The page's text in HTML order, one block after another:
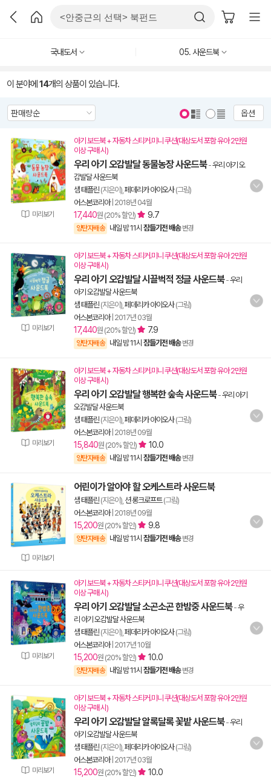
국내도서 05. 사운드북
이 분야에 14개의 상품이 있습니다.
옵션
미리보기
아기 보드북 + 자동차 스티커.미니 쿠션(대상도서 포함 유아 2만원
이상 구매 시)
우리 아기 오감발달 동물농장 사운드북-우리 아기 오
감발달 사운드북
샘 태플린 (지은이), 페데리카 아이오사(그림)
어스본코리아| 2018년 04월
17,440원 (20% 할인) 9.7
양탄자배송 내일 밤 11시 잠들기전 배송 변경
미리보기
아기 보드북 + 자동차 스티커.미니 쿠션(대상도서 포함 유아 2만원
이상 구매 시)
우리 아기 오감발달 시끌벅적 정글 사운드북-우리
아기 오감발달 사운드북
샘 태플린 (지은이), 페데리카 아이오사(그림)
어스본코리아| 2017년 03월
17,440원 (20% 할인) 7.9
양탄자배송 내일 밤 11시 잠들기전 배송 변경
미리보기
아기 보드북 + 자동차 스티커.미니 쿠션(대상도서 포함 유아 2만원
이상 구매 시)
우리 아기 오감발달 행복한 숲속 사운드북-우리 아기
오감발달 사운드북
샘 태플린 (지은이), 페데리카 아이오사(그림)
어스본코리아| 2018년 09월
15,840원 (20% 할인) 10.0
양탄자배송 내일 밤 11시 잠들기전 배송 변경
미리보기
어린이가 알아야 할 오케스트라 사운드북
샘 태플린 (지은이), 션 롱크로프트(그림)
어스본코리아| 2018년 09월
15,200원 (20% 할인) 9.8
양탄자배송 내일 밤 11시 잠들기전 배송 변경
미리보기
아기 보드북 + 자동차 스티커.미니 쿠션(대상도서 포함 유아 2만원
이상 구매 시)
우리 아기 오감발달 소곤소곤 한밤중 사운드북-우
리 아기 오감발달 사운드북
샘 태플린 (지은이), 페데리카 아이오사(그림)
어스본코리아| 2017년 10월
15,200원 (20% 할인) 10.0
양탄자배송 내일 밤 11시 잠들기전 배송 변경
미리보기
아기 보드북 + 자동차 스티커.미니 쿠션(대상도서 포함 유아 2만원
이상 구매 시)
우리 아기 오감발달 알록달록 꽃밭 사운드북-우리
아기 오감발달 사운드북
샘 태플린 (지은이), 페데리카 아이오사(그림)
어스본코리아| 2017년 03월
15,200원 (20% 할인) 10.0